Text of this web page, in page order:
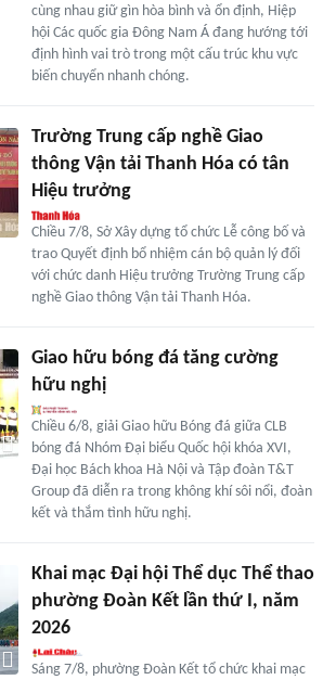
cùng nhau giữ gìn hòa bình và ổn định, Hiệp
hội Các quốc gia Đông Nam Á đang hướng tới
định hình vai trò trong một cấu trúc khu vực
biến chuyển nhanh chóng.
Trường Trung cấp nghề Giao
thông Vận tải Thanh Hóa có tân
Hiệu trưởng
Chiều 7/8, Sở Xây dựng tổ chức Lễ công bố và
trao Quyết định bổ nhiệm cán bộ quản lý đối
với chức danh Hiệu trưởng Trường Trung cấp
nghề Giao thông Vận tải Thanh Hóa.
Giao hữu bóng đá tăng cường
hữu nghị
Chiều 6/8, giải Giao hữu Bóng đá giữa CLB
bóng đá Nhóm Đại biểu Quốc hội khóa XVI,
Đại học Bách khoa Hà Nội và Tập đoàn T&T
Group đã diễn ra trong không khí sôi nổi, đoàn
kết và thắm tình hữu nghị.
Khai mạc Đại hội Thể dục Thể thao
phường Đoàn Kết lần thứ I, năm
2026
Sáng 7/8, phường Đoàn Kết tổ chức khai mạc